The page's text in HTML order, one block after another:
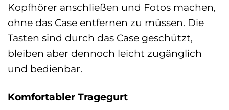
Kopfhörer anschließen und Fotos machen,
ohne das Case entfernen zu müssen. Die
Tasten sind durch das Case geschützt,
bleiben aber dennoch leicht zugänglich
und bedienbar.
Komfortabler Tragegurt